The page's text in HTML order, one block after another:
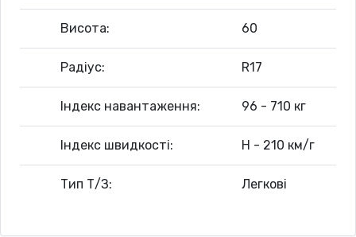
Висота: 60
Радіус: R17
Індекс навантаження: 96 - 710 кг
Індекс швидкості: H - 210 км/г
Тип Т/З: Легкові